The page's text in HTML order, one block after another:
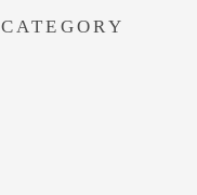
CATEGORY